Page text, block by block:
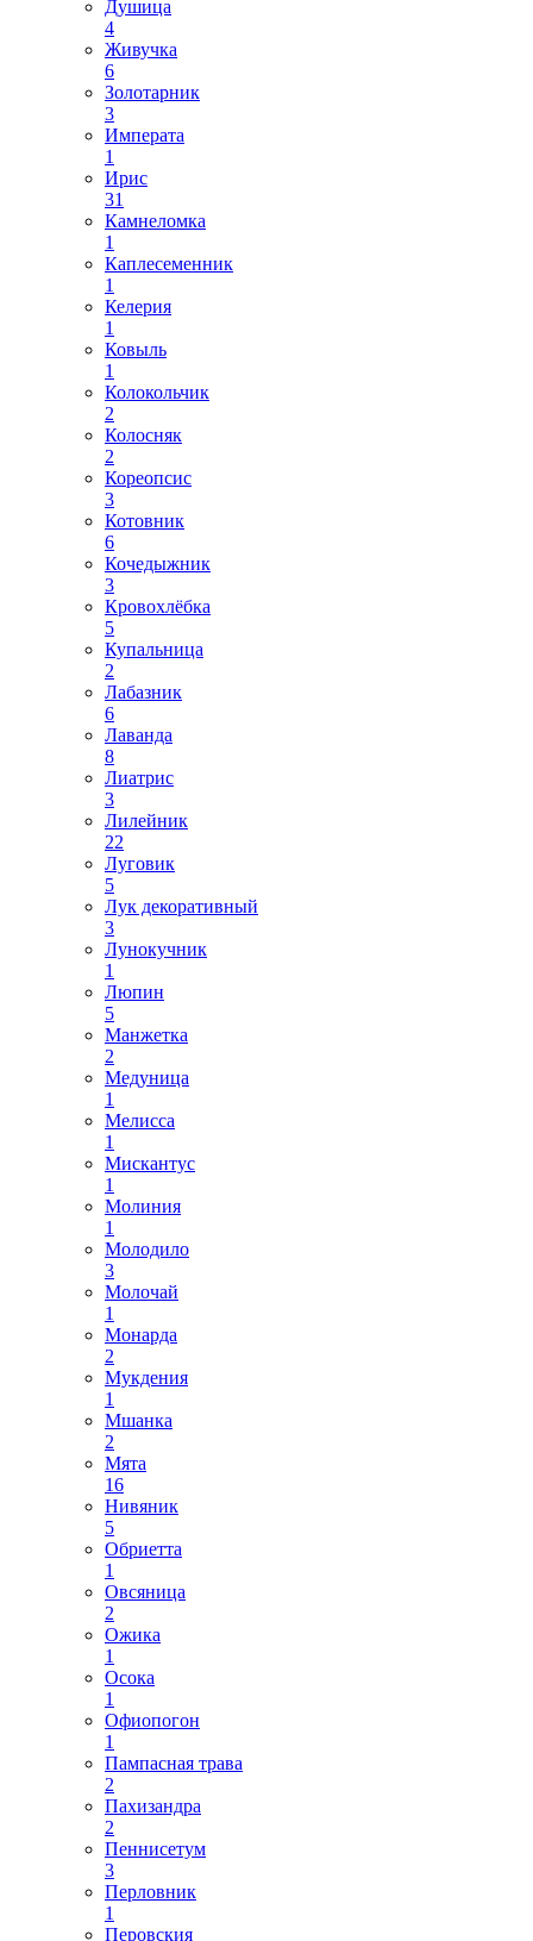
Душица
4
Живучка
6
Золотарник
3
Императа
1
Ирис
31
Камнеломка
1
Каплесеменник
1
Келерия
1
Ковыль
1
Колокольчик
2
Колосняк
2
Кореопсис
3
Котовник
6
Кочедыжник
3
Кровохлёбка
5
Купальница
2
Лабазник
6
Лаванда
8
Лиатрис
3
Лилейник
22
Луговик
5
Лук декоративный
3
Лунокучник
1
Люпин
5
Манжетка
2
Медуница
1
Мелисса
1
Мискантус
1
Молиния
1
Молодило
3
Молочай
1
Монарда
2
Мукдения
1
Мшанка
2
Мята
16
Нивяник
5
Обриетта
1
Овсяница
2
Ожика
1
Осока
1
Офиопогон
1
Пампасная трава
2
Пахизандра
2
Пеннисетум
3
Перловник
1
Перовския